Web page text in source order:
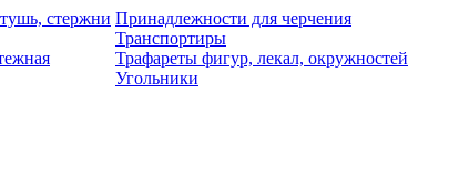
стержни Принадлежности для черчения
Транспортиры
Трафареты фигур, лекал, окружностей
Угольники